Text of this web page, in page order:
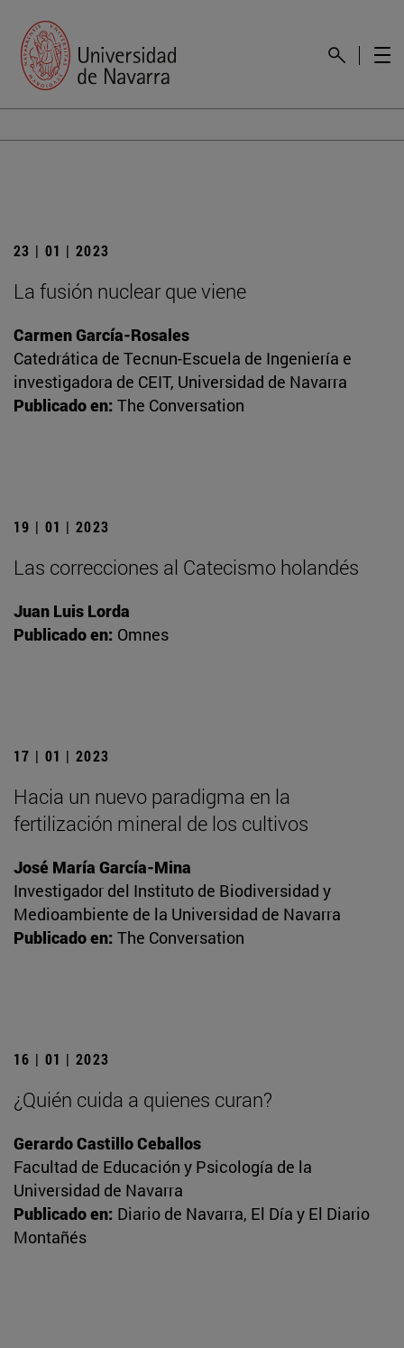
23 | 01 | 2023
La fusión nuclear que viene
Carmen García-Rosales
Catedrática de Tecnun-Escuela de Ingeniería e
investigadora de CEIT, Universidad de Navarra
Publicado en: The Conversation
19 | 01 | 2023
Las correcciones al Catecismo holandés
Juan Luis Lorda
Publicado en: Omnes
17 | 01 | 2023
Hacia un nuevo paradigma en la
fertilización mineral de los cultivos
José María García-Mina
Investigador del Instituto de Biodiversidad y
Medioambiente de la Universidad de Navarra
Publicado en: The Conversation
16 | 01 | 2023
¿Quién cuida a quienes curan?
Gerardo Castillo Ceballos
Facultad de Educación y Psicología de la
Universidad de Navarra
Publicado en: Diario de Navarra, El Día y El Diario
Montañés